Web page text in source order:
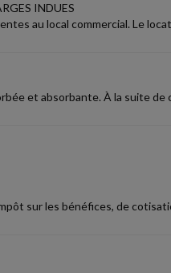
INDUES
au local commercial. Le
et absorbante. À la suite de
sur les bénéfices, de